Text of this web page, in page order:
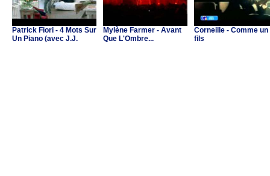
Patrick Fiori - 4 Mots Sur
Un Piano (avec J.J.
Mylène Farmer - Avant
Que L'Ombre...
Corneille - Comme un
fils